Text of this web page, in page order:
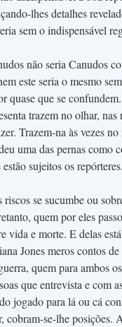
lhes detalhes
sem o indispensável
não seria Canudos
este seria o mesmo
quase que se
trazem no olhar,
Trazem-na às vezes
uma das pernas como
estão sujeitos os repórteres.
riscos se sucumbe ou
quem por eles
vida e morte. E delas
Jones meros contos
quem para ambos
que entrevista e com
jogado para lá ou cá
cobram-se-lhe posições.